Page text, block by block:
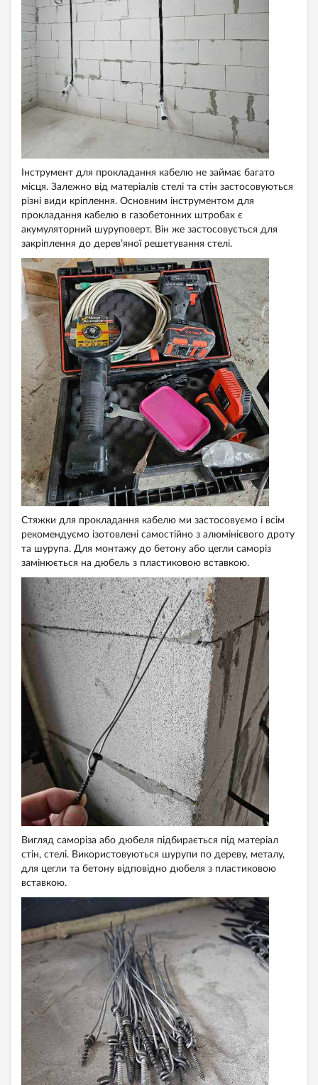
Інструмент для прокладання кабелю не займає багато
місця. Залежно від матеріалів стелі та стін застосовуються
різні види кріплення. Основним інструментом для
прокладання кабелю в газобетонних штробах є
акумуляторний шуруповерт. Він же застосовується для
закріплення до дерев’яної решетування стелі.
Стяжки для прокладання кабелю ми застосовуємо і всім
рекомендуємо ізотовлені самостійно з алюмінієвого дроту
та шурупа. Для монтажу до бетону або цегли саморіз
замінюється на дюбель з пластиковою вставкою.
Вигляд саморіза або дюбеля підбирається під матеріал
стін, стелі. Використовуються шурупи по дереву, металу,
для цегли та бетону відповідно дюбеля з пластиковою
вставкою.